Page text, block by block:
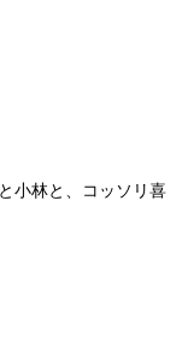
小林と、コッソリ喜